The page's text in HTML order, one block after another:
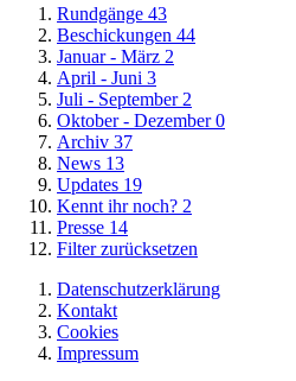
Rundgänge 43
Beschickungen 44
Januar - März 2
April - Juni 3
Juli - September 2
Oktober - Dezember 0
Archiv 37
News 13
Updates 19
Kennt ihr noch? 2
Presse 14
Filter zurücksetzen
Datenschutzerklärung
Kontakt
Cookies
Impressum